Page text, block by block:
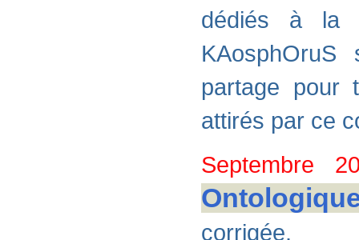
dédiés à la
partage pour
attirés par ce
Septembre
corrigée.